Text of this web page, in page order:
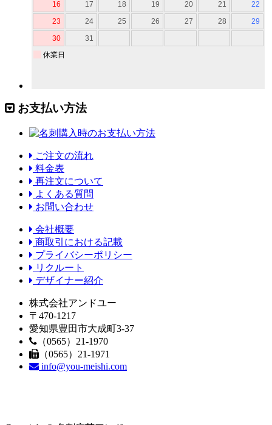
お支払い方法
ご注文の流れ
料金表
再注文について
よくある質問
お問い合わせ
会社概要
商取引における記載
プライバシーポリシー
リクルート
デザイナー紹介
株式会社アンドユー
〒470-1217
愛知県豊田市大成町3-37
（0565）21-1970
（0565）21-1971
info@you-meishi.com